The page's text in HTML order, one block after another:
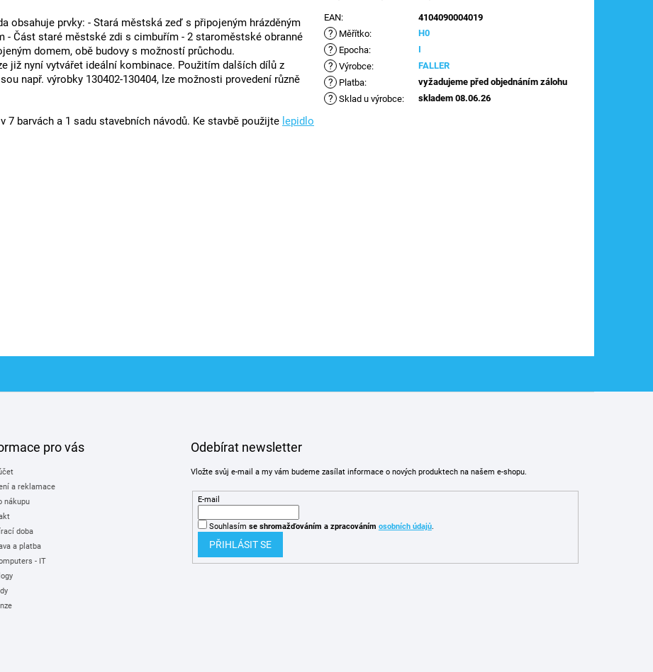
obsahuje prvky: - Stará městská zeď s připojeným hrázděným
- Část staré městské zdi s cimbuřím - 2 staroměstské obranné
domem, obě budovy s možností průchodu.
již nyní vytvářet ideální kombinace. Použitím dalších dílů z
např. výrobky 130402-130404, lze možnosti provedení různě
7 barvách a 1 sadu stavebních návodů. Ke stavbě použijte lepidlo
EAN: 4104090004019
? Měřítko: H0
? Epocha: I
? Výrobce: FALLER
? Platba: vyžadujeme před objednáním zálohu
? Sklad u výrobce: skladem 08.06.26
pro vás
a reklamace
nákupu
doba
a platba
- IT
Odebírat newsletter
Vložte svůj e-mail a my vám budeme zasílat informace o nových produktech na našem e-shopu.
E-mail
Souhlasím se shromažďováním a zpracováním osobních údajů.
PŘIHLÁSIT SE